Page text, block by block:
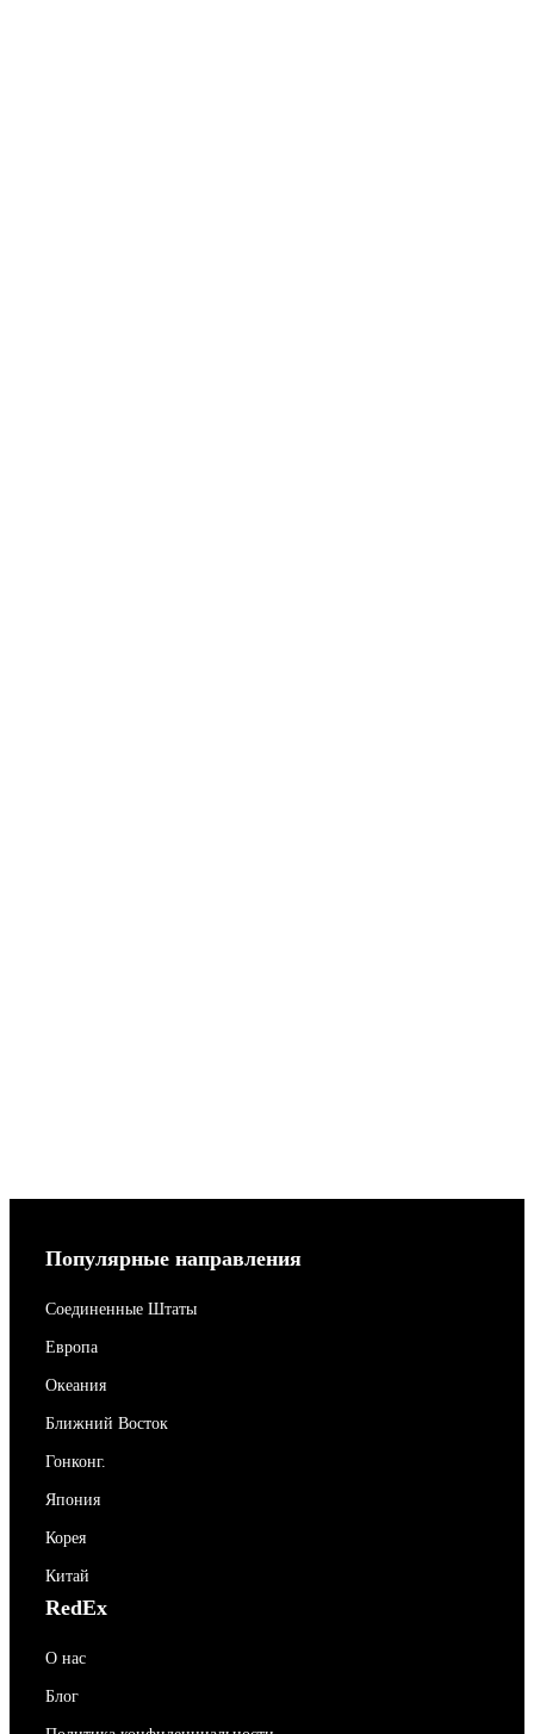
Популярные направления
Соединенные Штаты
Европа
Океания
Ближний Восток
Гонконг.
Япония
Корея
Китай
RedEx
О нас
Блог